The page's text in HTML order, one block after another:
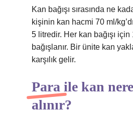
Kan bağışı sırasında ne
kişinin kan hacmi 70 ml/
5 litredir. Her kan bağışı
bağışlanır. Bir ünite kan
karşılık gelir.
Para ile kan
alınır?